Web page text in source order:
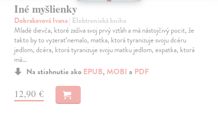
Iné myšlienky
Dobrakovová Ivana| Elektronická kniha
Mladé dievča, ktoré zažíva svoj prvý vzťah a má nástojčivý pocit, že
takto by to vyzerať nemalo, matka, ktorá tyranizuje svoju dcéru
jedlom, dcéra, ktorá tyranizuje svoju matku jedlom, expatka, ktorá
má…
Na stiahnutie ako EPUB, MOBI a PDF
12,90 €